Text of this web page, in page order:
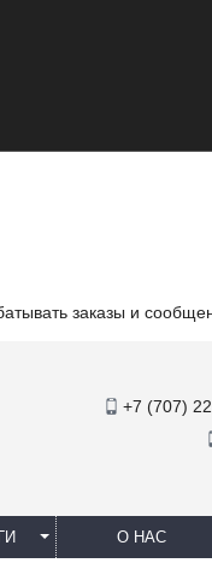
заказы и
+7 (707)
О НАС